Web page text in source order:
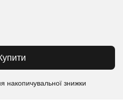
накопичувальної знижки